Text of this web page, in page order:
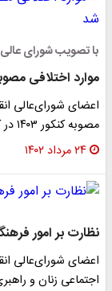
با تصویب شورای
موارد اختلافی مصوبه کنکور ۱۴۰۳ به
اعضای شورای‌عالی
مصوبه کنکور ۱۴۰۳ در کمیسیون مشترک شورای‌عالی انقلاب…
۲۴ مرداد ۱۴۰۲
نظارت بر امور
اعضای شورای‌عالی
اجتماعی زنان و